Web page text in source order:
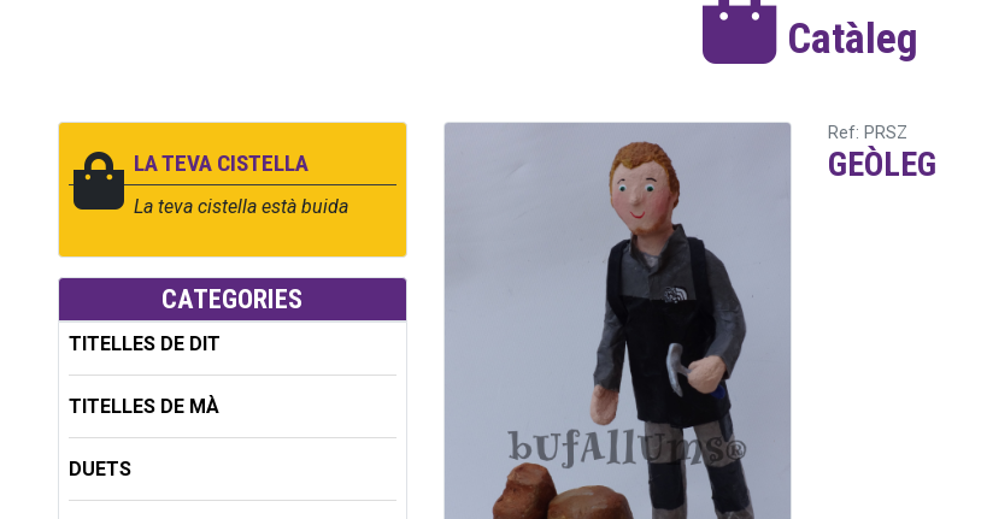
Catàleg
LA TEVA CISTELLA
La teva cistella està buida
CATEGORIES
TITELLES DE DIT
TITELLES DE MÀ
DUETS
Ref: PRSZ
GEÒLEG